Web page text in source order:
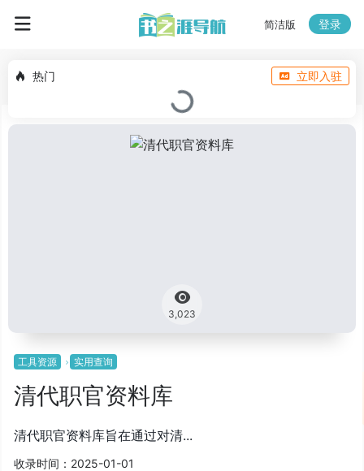
简洁版 登录
热门 立即入驻
3,023
工具资源 实用查询
清代职官资料库
清代职官资料库旨在通过对清...
收录时间：2025-01-01